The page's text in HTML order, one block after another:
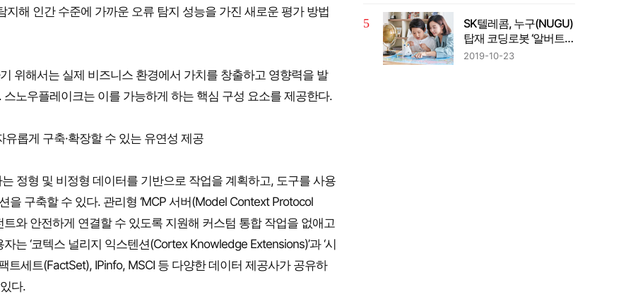
해 인간 수준에 가까운 오류 탐지 성능을 가진 새로운 평가 방법
위해서는 실제 비즈니스 환경에서 가치를 창출하고 영향력을 발
노우플레이크는 이를 가능하게 하는 핵심 구성 요소를 제공한다.
롭게 구축·확장할 수 있는 유연성 제공
정형 및 비정형 데이터를 기반으로 작업을 계획하고, 도구를 사용
구축할 수 있다. 관리형 ‘MCP 서버(Model Context Protocol
와 안전하게 연결할 수 있도록 지원해 커스텀 통합 작업을 없애고
‘코텍스 널리지 익스텐션(Cortex Knowledge Extensions)’과 ‘시
트세트(FactSet), IPinfo, MSCI 등 다양한 데이터 제공사가 공유하
다.
SK텔레콤, 누구(NUGU)
탑재 코딩로봇 ‘알버트
AI’출시
2019-10-23